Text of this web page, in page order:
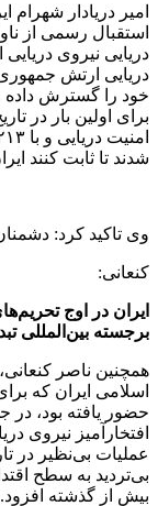
امیر دریادار شهرام
دریایی نیروی
دریایی ارتش
خود را گسترش داده
برای اولین بار در
شدند تا ثابت کنند
وی تاکید کرد:
کنعانی:
ایران در اوج
برجسته بین‌المللی
همچنین ناصر
اسلامی ایران که
حضور یافته بود، در
افتخارآمیز نیروی
عملیات بی‌نظیر در
بی‌تردید به سطح
بیش از گذشته افزود.